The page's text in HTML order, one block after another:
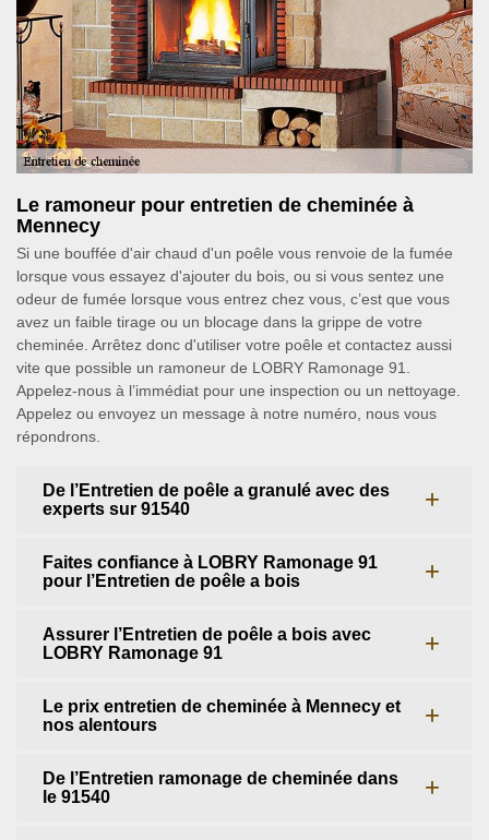
Le ramoneur pour entretien de cheminée à
Mennecy
Si une bouffée d'air chaud d'un poêle vous renvoie de la fumée
lorsque vous essayez d'ajouter du bois, ou si vous sentez une
odeur de fumée lorsque vous entrez chez vous, c’est que vous
avez un faible tirage ou un blocage dans la grippe de votre
cheminée. Arrêtez donc d'utiliser votre poêle et contactez aussi
vite que possible un ramoneur de LOBRY Ramonage 91.
Appelez-nous à l’immédiat pour une inspection ou un nettoyage.
Appelez ou envoyez un message à notre numéro, nous vous
répondrons.
De l’Entretien de poêle a granulé avec des
experts sur 91540
Faites confiance à LOBRY Ramonage 91
pour l’Entretien de poêle a bois
Assurer l’Entretien de poêle a bois avec
LOBRY Ramonage 91
Le prix entretien de cheminée à Mennecy et
nos alentours
De l’Entretien ramonage de cheminée dans
le 91540